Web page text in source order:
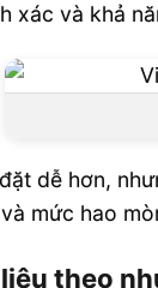
xác và khả
dễ hơn,
mức hao
theo